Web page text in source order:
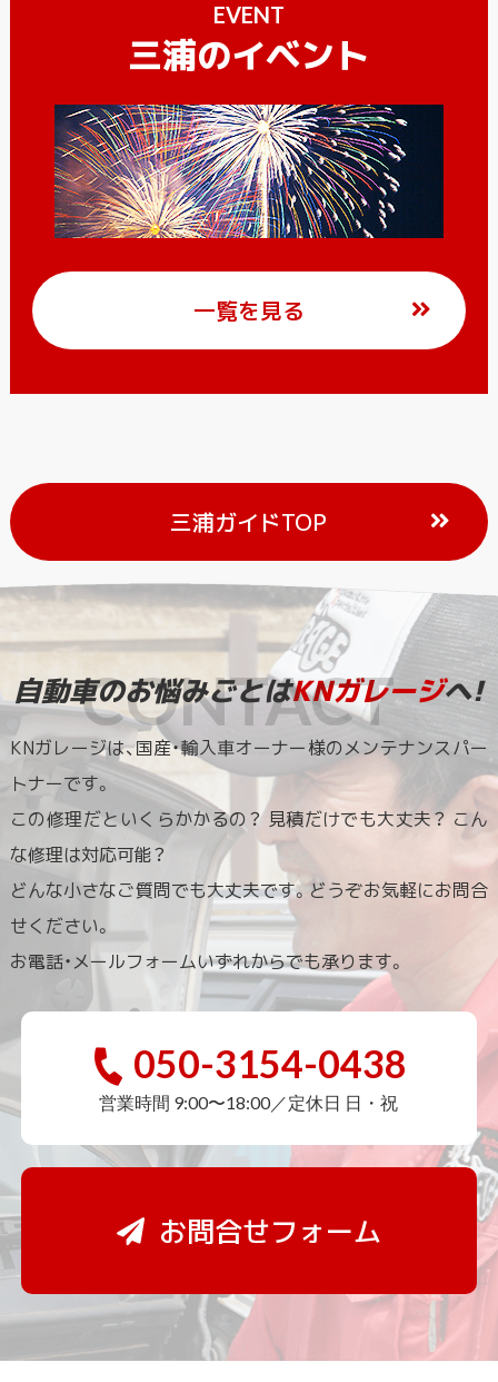
EVENT
三浦のイベント
一覧を見る
三浦ガイドTOP
自動車のお悩みごとはKNガレージへ!
KNガレージは、国産・輸入車オーナー様のメンテナンスパー
トナーです。
この修理だといくらかかるの？ 見積だけでも大丈夫？ こん
な修理は対応可能？
どんな小さなご質問でも大丈夫です。どうぞお気軽にお問合
せください。
お電話・メールフォームいずれからでも承ります。
050-3154-0438
営業時間 9:00〜18:00／定休日 日・祝
お問合せフォーム